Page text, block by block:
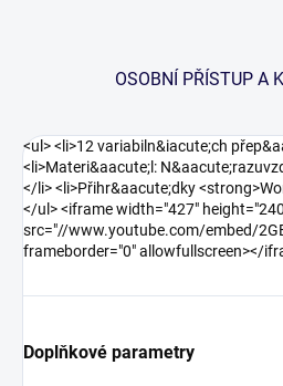
OSOBNÍ PŘÍSTUP A
<ul> <li>12 variabiln&iacute;ch
<li>Materi&aacute;l:
</li> <li>Přihr&aacute;dky
</ul> <iframe width="427"
src="//www.youtube.com/embed/
frameborder="0" allowfullscreen></
Doplňkové parametry